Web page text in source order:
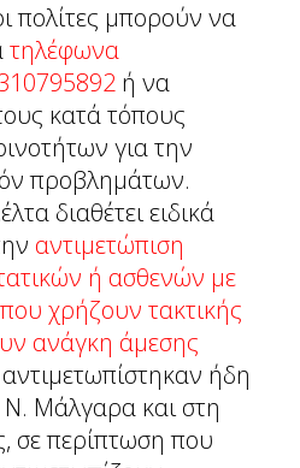
πολίτες μπορούν να
τηλέφωνα
ή να
κατά τόπους
για την
προβλημάτων.
διαθέτει ειδικά
αντιμετώπιση
ή ασθενών με
χρήζουν τακτικής
ανάγκη άμεσης
ήδη
Ν. Μάλγαρα και στη
σε περίπτωση που